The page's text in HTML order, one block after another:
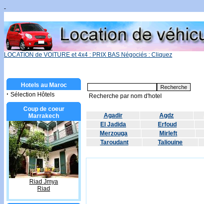
-
LOCATION de VOITURE et 4x4 : PRIX BAS Négociés : Cliquez
Hotels au Maroc
· Sélection Hôtels
Coup de coeur
Marrakech
Riad Jmya
Riad
Recherche par nom d'hotel
Agadir Agdz
El Jadida
Erfoud
Merzouga
Mirleft
Taroudant
Taliouine